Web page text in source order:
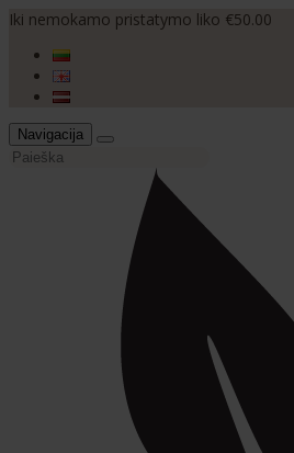
Iki nemokamo pristatymo liko €50.00
Navigacija